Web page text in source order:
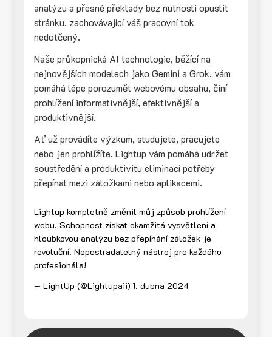
analýzu a přesné překlady bez nutnosti opustit
stránku, zachovávající váš pracovní tok
nedotčený.
Naše průkopnická AI technologie, běžící na
nejnovějších modelech jako Gemini a Grok, vám
pomáhá lépe porozumět webovému obsahu, činí
prohlížení informativnější, efektivnější a
produktivnější.
Ať už provádíte výzkum, studujete, pracujete
nebo jen prohlížíte, Lightup vám pomáhá udržet
soustředění a produktivitu eliminací potřeby
přepínat mezi záložkami nebo aplikacemi.
Lightup kompletně změnil můj způsob prohlížení
webu. Schopnost získat okamžitá vysvětlení a
hloubkovou analýzu bez přepínání záložek je
revoluční. Nepostradatelný nástroj pro každého
profesionála!
— LightUp (@Lightupaii) 1. dubna 2024